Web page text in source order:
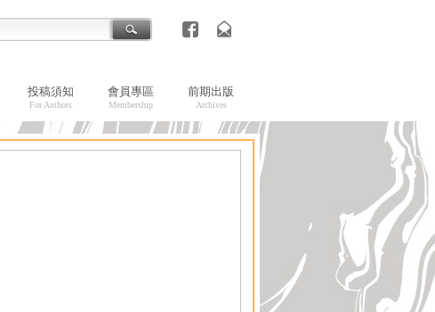
投稿須知
For Authors
會員專區
Membership
前期出版
Archives